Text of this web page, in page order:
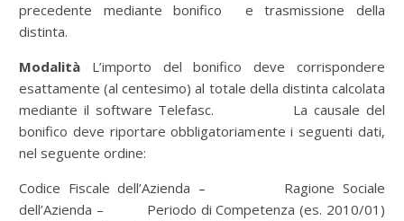
precedente mediante bonifico e trasmissione della
distinta.
Modalità L’importo del bonifico deve corrispondere
esattamente (al centesimo) al totale della distinta calcolata
mediante il software Telefasc. La causale del
bonifico deve riportare obbligatoriamente i seguenti dati,
nel seguente ordine:
Codice Fiscale dell’Azienda – Ragione Sociale
dell’Azienda – Periodo di Competenza (es. 2010/01)